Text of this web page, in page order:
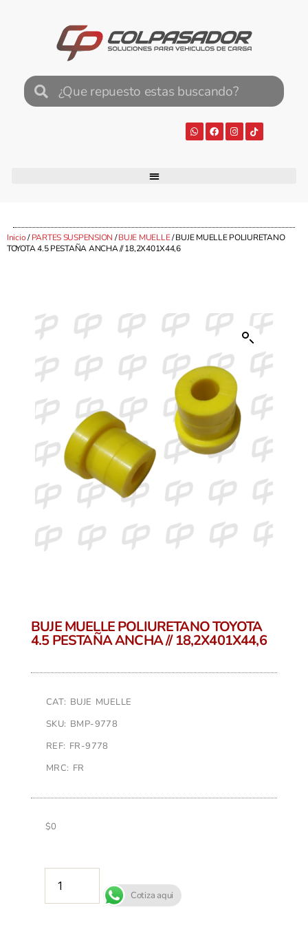
Inicio/PARTES SUSPENSION /BUJE MUELLE/ BUJE MUELLE POLIURETANO
TOYOTA 4.5 PESTAÑA ANCHA // 18,2X401X44,6
BUJE MUELLE POLIURETANO TOYOTA
4.5 PESTAÑA ANCHA // 18,2X401X44,6
CAT: BUJE MUELLE
SKU: BMP-9778
REF: FR-9778
MRC: FR
$0
Cotiza aqui